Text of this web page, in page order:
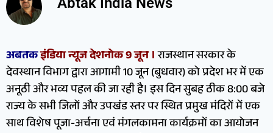
अबतकइंडिया न्यूज देशनोक 9 जून ।राजस्थान सरकार के
देवस्थान विभाग द्वारा आगामी 10 जून (बुधवार) को प्रदेश भर में एक
अनूठी और भव्य पहल की जा रही है। इस दिन सुबह ठीक 8:00 बजे
राज्य के सभी जिलों और उपखंड स्तर पर स्थित प्रमुख मंदिरों में एक
साथ विशेष पूजा-अर्चना एवं मंगलकामना कार्यक्रमों का आयोजन